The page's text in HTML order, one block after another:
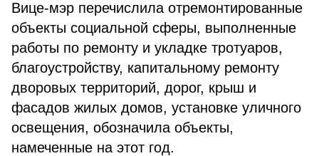
Вице-мэр перечислила отремонтированные
объекты социальной сферы, выполненные
работы по ремонту и укладке тротуаров,
благоустройству, капитальному ремонту
дворовых территорий, дорог, крыш и
фасадов жилых домов, установке уличного
освещения, обозначила объекты,
намеченные на этот год.